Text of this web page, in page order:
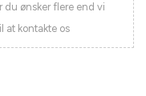
du ønsker flere end vi
at kontakte os